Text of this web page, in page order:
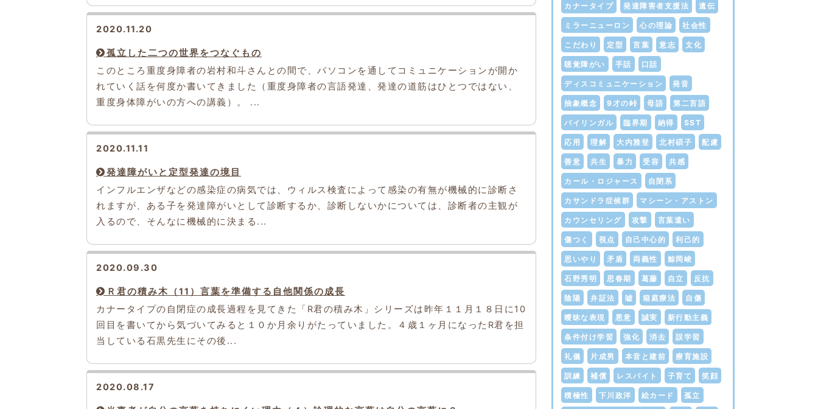
2020.11.20
孤立した二つの世界をつなぐもの
このところ重度身障者の岩村和斗さんとの間で、パソコンを通してコミュニケーションが開か
れていく話を何度か書いてきました（重度身障者の言語発達、発達の道筋はひとつではない、
重度身体障がいの方への講義）。 ...
2020.11.11
発達障がいと定型発達の境目
インフルエンザなどの感染症の病気では、ウィルス検査によって感染の有無が機械的に診断さ
れますが、ある子を発達障がいとして診断するか、診断しないかについては、診断者の主観が
入るので、そんなに機械的に決まる...
2020.09.30
Ｒ君の積み木（11）言葉を準備する自他関係の成長
カナータイプの自閉症の成長過程を見てきた「R君の積み木」シリーズは昨年１１月１８日に10
回目を書いてから気づいてみると１０か月余りがたっていました。４歳１ヶ月になったR君を担
当している石黒先生にその後...
2020.08.17
カナータイプ 発達障害者支援法 遺伝
ミラーニューロン 心の理論 社会性
こだわり 定型 言葉 意志 文化
聴覚障がい 手話 口話
ディスコミュニケーション 発音
抽象概念 9才の峠 母語 第二言語
バイリンガル 臨界期 納得 SST
応用 理解 大内雅登 北村碩子 配慮
善意 共生 暴力 受容 共感
カール・ロジャース 自閉系
カサンドラ症候群 マシーン・アストン
カウンセリング 攻撃 言葉遣い
傷つく 視点 自己中心的 利己的
思いやり 矛盾 両義性 鯨岡峻
石野秀明 思春期 葛藤 自立 反抗
陰陽 弁証法 嘘 箱庭療法 自傷
曖昧な表現 悪意 誠実 新行動主義
条件付け学習 強化 消去 誤学習
礼儀 片成男 本音と建前 療育施設
訓練 補償 レスパイト 子育て 笑顔
積極性 下川政洋 絵カード 孤立